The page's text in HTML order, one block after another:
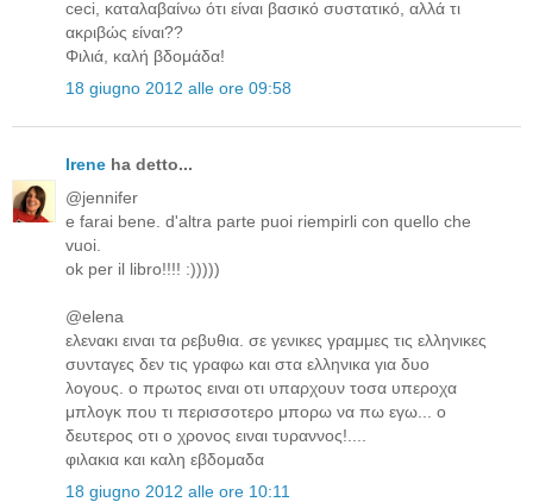
ceci, καταλαβαίνω ότι είναι βασικό συστατικό, αλλά τι
ακριβώς είναι??
Φιλιά, καλή βδομάδα!
18 giugno 2012 alle ore 09:58
Irene ha detto...
@jennifer
e farai bene. d'altra parte puoi riempirli con quello che
vuoi.
ok per il libro!!!! :)))))
@elena
ελενακι ειναι τα ρεβυθια. σε γενικες γραμμες τις ελληνικες
συνταγες δεν τις γραφω και στα ελληνικα για δυο
λογους. ο πρωτος ειναι οτι υπαρχουν τοσα υπεροχα
μπλογκ που τι περισσοτερο μπορω να πω εγω... ο
δευτερος οτι ο χρονος ειναι τυραννος!....
φιλακια και καλη εβδομαδα
18 giugno 2012 alle ore 10:11